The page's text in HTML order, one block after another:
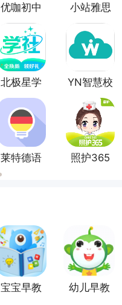
优咖初中
数学
小站雅思
北极星学
社app
YN智慧校
园app
莱特德语
学习背单
照护365
宝宝早教 幼儿早教